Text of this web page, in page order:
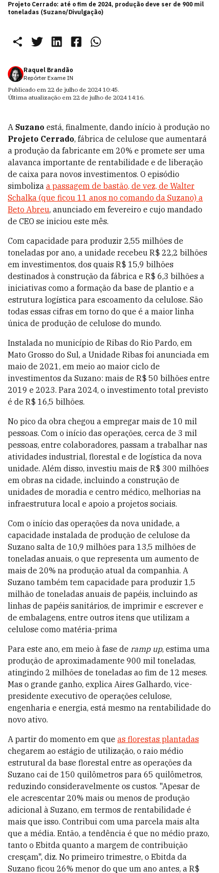
Projeto Cerrado: até o fim de 2024, produção deve ser de 900 mil
toneladas (Suzano/Divulgação)
Raquel Brandão
Repórter Exame IN
Publicado em 22 de julho de 2024 10:45.
Última atualização em 22 de julho de 2024 14:16.
A Suzano está, finalmente, dando início à produção no
Projeto Cerrado, fábrica de celulose que aumentará
a produção da fabricante em 20% e promete ser uma
alavanca importante de rentabilidade e de liberação
de caixa para novos investimentos. O episódio
simboliza a passagem de bastão, de vez, de Walter
Schalka (que ficou 11 anos no comando da Suzano) a
Beto Abreu, anunciado em fevereiro e cujo mandado
de CEO se iniciou este mês.
Com capacidade para produzir 2,55 milhões de
toneladas por ano, a unidade recebeu R$ 22,2 bilhões
em investimentos, dos quais R$ 15,9 bilhões
destinados à construção da fábrica e R$ 6,3 bilhões a
iniciativas como a formação da base de plantio e a
estrutura logística para escoamento da celulose. São
todas essas cifras em torno do que é a maior linha
única de produção de celulose do mundo.
Instalada no município de Ribas do Rio Pardo, em
Mato Grosso do Sul, a Unidade Ribas foi anunciada em
maio de 2021, em meio ao maior ciclo de
investimentos da Suzano: mais de R$ 50 bilhões entre
2019 e 2023. Para 2024, o investimento total previsto
é de R$ 16,5 bilhões.
No pico da obra chegou a empregar mais de 10 mil
pessoas. Com o início das operações, cerca de 3 mil
pessoas, entre colaboradores, passam a trabalhar nas
atividades industrial, florestal e de logística da nova
unidade. Além disso, investiu mais de R$ 300 milhões
em obras na cidade, incluindo a construção de
unidades de moradia e centro médico, melhorias na
infraestrutura local e apoio a projetos sociais.
Com o início das operações da nova unidade, a
capacidade instalada de produção de celulose da
Suzano salta de 10,9 milhões para 13,5 milhões de
toneladas anuais, o que representa um aumento de
mais de 20% na produção atual da companhia. A
Suzano também tem capacidade para produzir 1,5
milhão de toneladas anuais de papéis, incluindo as
linhas de papéis sanitários, de imprimir e escrever e
de embalagens, entre outros itens que utilizam a
celulose como matéria-prima
Para este ano, em meio à fase de ramp up, estima uma
produção de aproximadamente 900 mil toneladas,
atingindo 2 milhões de toneladas ao fim de 12 meses.
Mas o grande ganho, explica Aires Galhardo, vice-
presidente executivo de operações celulose,
engenharia e energia, está mesmo na rentabilidade do
novo ativo.
A partir do momento em que as florestas plantadas
chegarem ao estágio de utilização, o raio médio
estrutural da base florestal entre as operações da
Suzano cai de 150 quilômetros para 65 quilômetros,
reduzindo consideravelmente os custos. "Apesar de
ele acrescentar 20% mais ou menos de produção
adicional à Suzano, em termos de rentabilidade é
mais que isso. Contribui com uma parcela mais alta
que a média. Então, a tendência é que no médio prazo,
tanto o Ebitda quanto a margem de contribuição
cresçam", diz. No primeiro trimestre, o Ebitda da
Suzano ficou 26% menor do que um ano antes, a R$